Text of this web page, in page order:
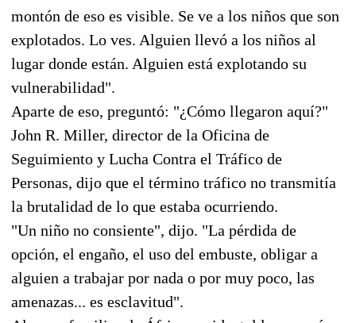
montón de eso es visible. Se ve a los niños que son
explotados. Lo ves. Alguien llevó a los niños al
lugar donde están. Alguien está explotando su
vulnerabilidad".
Aparte de eso, preguntó: "¿Cómo llegaron aquí?"
John R. Miller, director de la Oficina de
Seguimiento y Lucha Contra el Tráfico de
Personas, dijo que el término tráfico no transmitía
la brutalidad de lo que estaba ocurriendo.
"Un niño no consiente", dijo. "La pérdida de
opción, el engaño, el uso del embuste, obligar a
alguien a trabajar por nada o por muy poco, las
amenazas... es esclavitud".